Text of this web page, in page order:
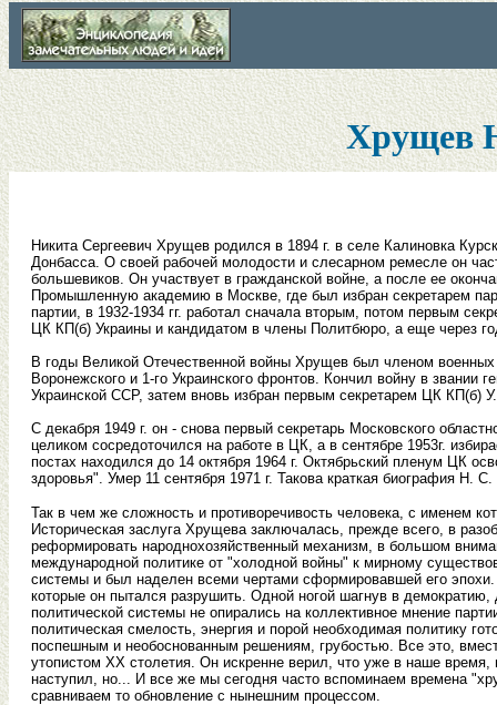
Хрущев
Никита Сергеевич Хрущев родился в 1894 г. в селе Калиновка
Донбасса. О своей рабочей молодости и слесарном ремесле он
большевиков. Он участвует в гражданской войне, а после ее
Промышленную академию в Москве, где был избран секретарем
партии, в 1932-1934 гг. работал сначала вторым, потом первым
ЦК КП(б) Украины и кандидатом в члены Политбюро, а еще через
В годы Великой Отечественной войны Хрущев был членом
Воронежского и 1-го Украинского фронтов. Кончил войну в звании
Украинской ССР, затем вновь избран первым секретарем ЦК КП(б) У.
С декабря 1949 г. он - снова первый секретарь Московского
целиком сосредоточился на работе в ЦК, а в сентябре 1953г.
постах находился до 14 октября 1964 г. Октябрьский пленум ЦК
здоровья". Умер 11 сентября 1971 г. Такова краткая биография Н.
Так в чем же сложность и противоречивость человека, с именем
Историческая заслуга Хрущева заключалась, прежде всего, в
реформировать народнохозяйственный механизм, в большом
международной политике от "холодной войны" к мирному
системы и был наделен всеми чертами сформировавшей его
которые он пытался разрушить. Одной ногой шагнув в демократию,
политической системы не опирались на коллективное мнение
политическая смелость, энергия и порой необходимая политику
поспешным и необоснованным решениям, грубостью. Все это,
утопистом ХХ столетия. Он искренне верил, что уже в наше
наступил, но... И все же мы сегодня часто вспоминаем времена
сравниваем то обновление с нынешним процессом.